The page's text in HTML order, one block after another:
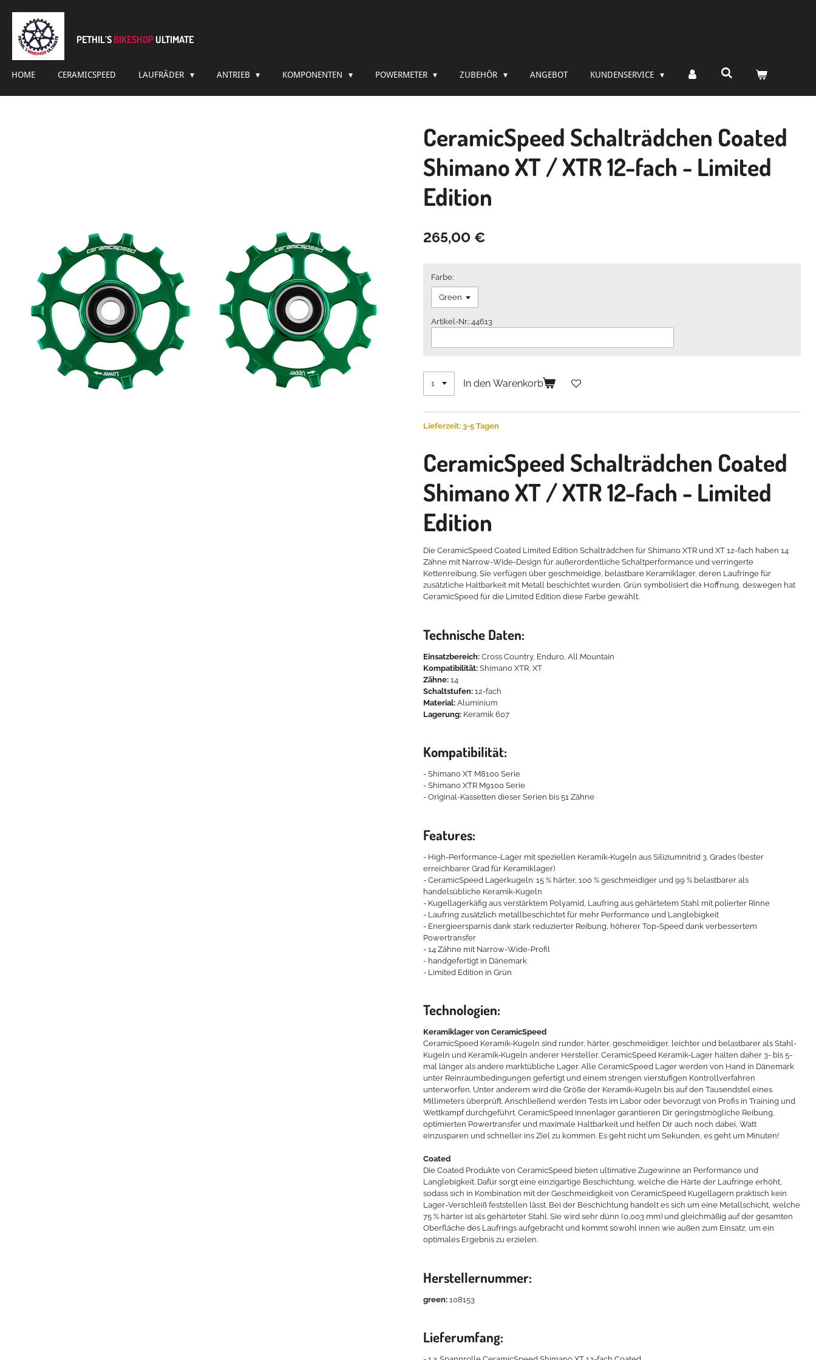
Zum
Hauptinhalt
springen
PETHIL´S BIKESHOP ULTIMATE
HOME CERAMICSPEED LAUFRÄDER ANTRIEB KOMPONENTEN POWERMETER ZUBEHÖR ANGEBOT KUNDENSERVICE
CeramicSpeed Schalträdchen Coated
Shimano XT / XTR 12-fach - Limited
Edition
265,00 €
Farbe:
Artikel-Nr.: 44613
In den Warenkorb
Lieferzeit: 3-5 Tagen
CeramicSpeed Schalträdchen Coated
Shimano XT / XTR 12-fach - Limited
Edition
Die CeramicSpeed Coated Limited Edition Schalträdchen für Shimano XTR und XT 12-fach haben 14
Zähne mit Narrow-Wide-Design für außerordentliche Schaltperformance und verringerte
Kettenreibung. Sie verfügen über geschmeidige, belastbare Keramiklager, deren Laufringe für
zusätzliche Haltbarkeit mit Metall beschichtet wurden. Grün symbolisiert die Hoffnung, deswegen hat
CeramicSpeed für die Limited Edition diese Farbe gewählt.
Technische Daten:
Einsatzbereich: Cross Country, Enduro, All Mountain
Kompatibilität: Shimano XTR, XT
Zähne: 14
Schaltstufen: 12-fach
Material: Aluminium
Lagerung: Keramik 607
Kompatibilität:
- Shimano XT M8100 Serie
- Shimano XTR M9100 Serie
- Original-Kassetten dieser Serien bis 51 Zähne
Features:
- High-Performance-Lager mit speziellen Keramik-Kugeln aus Siliziumnitrid 3. Grades (bester
erreichbarer Grad für Keramiklager)
- CeramicSpeed Lagerkugeln: 15 % härter, 100 % geschmeidiger und 99 % belastbarer als
handelsübliche Keramik-Kugeln
- Kugellagerkäfig aus verstärktem Polyamid, Laufring aus gehärtetem Stahl mit polierter Rinne
- Laufring zusätzlich metallbeschichtet für mehr Performance und Langlebigkeit
- Energieersparnis dank stark reduzierter Reibung, höherer Top-Speed dank verbessertem
Powertransfer
- 14 Zähne mit Narrow-Wide-Profil
- handgefertigt in Dänemark
- Limited Edition in Grün
Technologien:
Keramiklager von CeramicSpeed
CeramicSpeed Keramik-Kugeln sind runder, härter, geschmeidiger, leichter und belastbarer als Stahl-
Kugeln und Keramik-Kugeln anderer Hersteller. CeramicSpeed Keramik-Lager halten daher 3- bis 5-
mal länger als andere marktübliche Lager. Alle CeramicSpeed Lager werden von Hand in Dänemark
unter Reinraumbedingungen gefertigt und einem strengen vierstufigen Kontrollverfahren
unterworfen. Unter anderem wird die Größe der Keramik-Kugeln bis auf den Tausendstel eines
Millimeters überprüft. Anschließend werden Tests im Labor oder bevorzugt von Profis in Training und
Wettkampf durchgeführt. CeramicSpeed Innenlager garantieren Dir geringstmögliche Reibung,
optimierten Powertransfer und maximale Haltbarkeit und helfen Dir auch noch dabei, Watt
einzusparen und schneller ins Ziel zu kommen. Es geht nicht um Sekunden, es geht um Minuten!
Coated
Die Coated Produkte von CeramicSpeed bieten ultimative Zugewinne an Performance und
Langlebigkeit. Dafür sorgt eine einzigartige Beschichtung, welche die Härte der Laufringe erhöht,
sodass sich in Kombination mit der Geschmeidigkeit von CeramicSpeed Kugellagern praktisch kein
Lager-Verschleiß feststellen lässt. Bei der Beschichtung handelt es sich um eine Metallschicht, welche
75 % härter ist als gehärteter Stahl. Sie wird sehr dünn (0,003 mm) und gleichmäßig auf der gesamten
Oberfläche des Laufrings aufgebracht und kommt sowohl innen wie außen zum Einsatz, um ein
optimales Ergebnis zu erzielen.
Herstellernummer:
green: 108153
Lieferumfang: